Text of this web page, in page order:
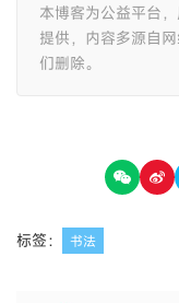
本博客为公益平台
提供，内容多源自
们删除。
标签： 书法